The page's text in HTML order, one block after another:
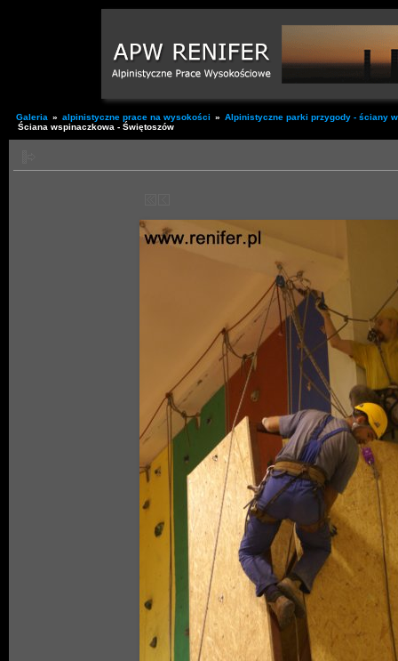
Galeria » alpinistyczne prace na wysokości » Alpinistyczne parki przygody - ściany
Ściana wspinaczkowa - Świętoszów